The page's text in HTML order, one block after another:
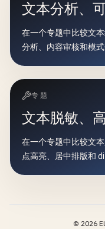
文本分析、
在一个专题中比较文
分析、内容审核和模式
专题
文本脱敏、
在一个专题中比较文
点高亮、居中排版和
© 2026